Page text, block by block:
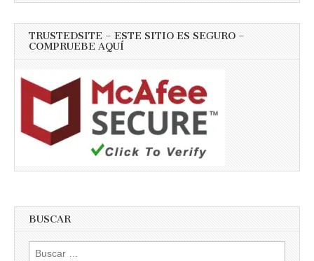
TRUSTEDSITE – ESTE SITIO ES SEGURO –
COMPRUEBE AQUÍ
BUSCAR
Buscar: